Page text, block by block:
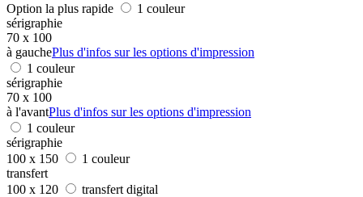
Option la plus rapide
1 couleur
sérigraphie
70 x 100
à gauchePlus d'infos sur les options d'impression
1 couleur
sérigraphie
70 x 100
à l'avantPlus d'infos sur les options d'impression
1 couleur
sérigraphie
100 x 150
1 couleur
transfert
100 x 120
transfert digital